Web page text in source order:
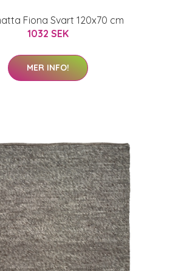
Fiona Svart 120x70 cm
1032 SEK
MER INFO!